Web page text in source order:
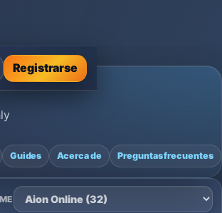
Registrarse
Guides Acerca de Preguntas frecuentes